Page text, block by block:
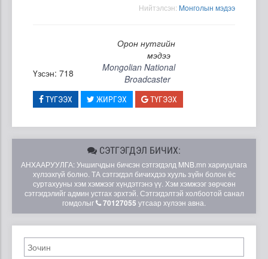
Нийтэлсэн: Moнголын мэдээ
Орон нутгийн
мэдээ
Үзсэн: 718
Mongolian National
Broadcaster
ТҮГЭЭХ ЖИРГЭХ ТҮГЭЭХ
СЭТГЭГДЭЛ БИЧИХ:
АНХААРУУЛГА: Уншигчдын бичсэн сэтгэгдэлд MNB.mn хариуцлага
хүлээхгүй болно. ТА сэтгэгдэл бичихдээ хууль зүйн болон ёс
суртахууны хэм хэмжээг хүндэтгэнэ үү. Хэм хэмжээг зөрчсөн
сэтгэгдэлийг админ устгах эрхтэй. Сэтгэгдэлтэй холбоотой санал
гомдолыг
70127055 утсаар хүлээн авна.